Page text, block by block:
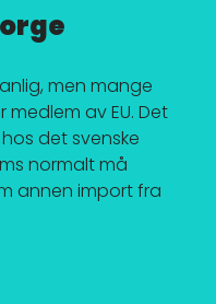
men mange
medlem av EU. Det
det svenske
normalt må
annen import fra